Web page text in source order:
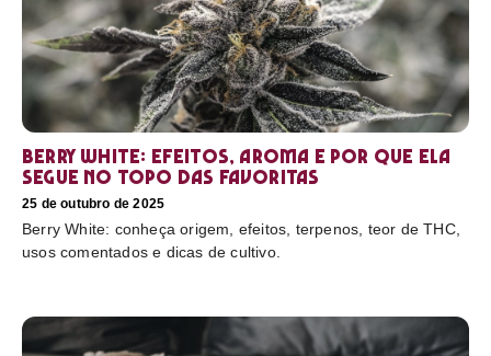
Berry White: efeitos, aroma e por que ela
segue no topo das favoritas
25 de outubro de 2025
Berry White: conheça origem, efeitos, terpenos, teor de THC,
usos comentados e dicas de cultivo.